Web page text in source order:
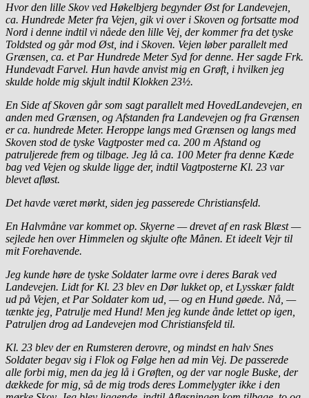
Hvor den lille Skov ved Høkelbjerg begynder Øst for Landevejen,
ca. Hundrede Meter fra Vejen, gik vi over i Skoven og fortsatte mod
Nord i denne indtil vi nåede den lille Vej, der kommer fra det tyske
Toldsted og går mod Øst, ind i Skoven. Vejen løber parallelt med
Grænsen, ca. et Par Hundrede Meter Syd for denne. Her sagde Frk.
Hundevadt Farvel. Hun havde anvist mig en Grøft, i hvilken jeg
skulde holde mig skjult indtil Klokken 23½.
En Side af Skoven går som sagt parallelt med HovedLandevejen, en
anden med Grænsen, og Afstanden fra Landevejen og fra Grænsen
er ca. hundrede Meter. Heroppe langs med Grænsen og langs med
Skoven stod de tyske Vagtposter med ca. 200 m Afstand og
patruljerede frem og tilbage. Jeg lå ca. 100 Meter fra denne Kæde
bag ved Vejen og skulde ligge der, indtil Vagtposterne Kl. 23 var
blevet afløst.
Det havde været mørkt, siden jeg passerede Christiansfeld.
En Halvmåne var kommet op. Skyerne — drevet af en rask Blæst —
sejlede hen over Himmelen og skjulte ofte Månen. Et ideelt Vejr til
mit Forehavende.
Jeg kunde høre de tyske Soldater larme ovre i deres Barak ved
Landevejen. Lidt for Kl. 23 blev en Dør lukket op, et Lysskær faldt
ud på Vejen, et Par Soldater kom ud, — og en Hund gøede. Nå, —
tænkte jeg, Patrulje med Hund! Men jeg kunde ånde lettet op igen,
Patruljen drog ad Landevejen mod Christiansfeld til.
Kl. 23 blev der en Rumsteren derovre, og mindst en halv Snes
Soldater begav sig i Flok og Følge hen ad min Vej. De passerede
alle forbi mig, men da jeg lå i Grøften, og der var nogle Buske, der
dækkede for mig, så de mig trods deres Lommelygter ikke i den